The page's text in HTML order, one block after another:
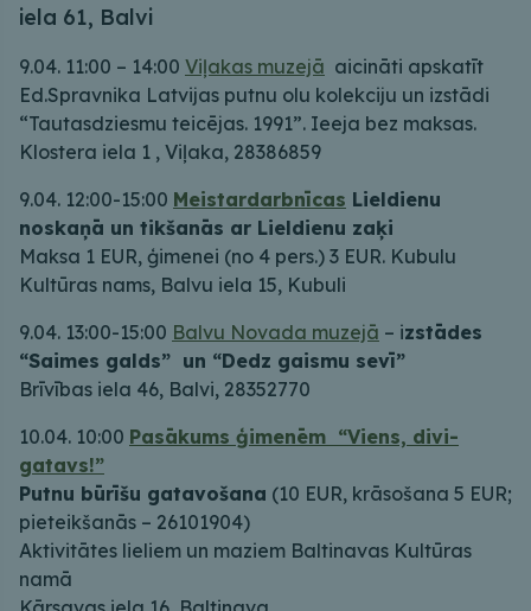
iela 61, Balvi
9.04. 11:00 – 14:00 Viļakas muzejā aicināti apskatīt
Ed.Spravnika Latvijas putnu olu kolekciju un izstādi
“Tautasdziesmu teicējas. 1991”. Ieeja bez maksas.
Klostera iela 1 , Viļaka, 28386859
9.04. 12:00-15:00 Meistardarbnīcas Lieldienu
noskaņā un tikšanās ar Lieldienu zaķi
Maksa 1 EUR, ģimenei (no 4 pers.) 3 EUR. Kubulu
Kultūras nams, Balvu iela 15, Kubuli
9.04. 13:00-15:00 Balvu Novada muzejā – izstādes
“Saimes galds” un “Dedz gaismu sevī”
Brīvības iela 46, Balvi, 28352770
10.04. 10:00 Pasākums ģimenēm “Viens, divi-
gatavs!”
Putnu būrīšu gatavošana (10 EUR, krāsošana 5 EUR;
pieteikšanās – 26101904)
Aktivitātes lieliem un maziem Baltinavas Kultūras
namā